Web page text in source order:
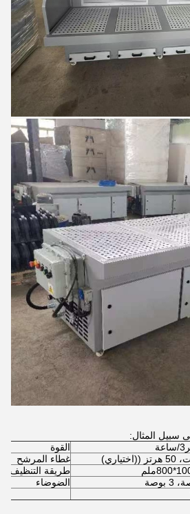
القوة
غطاء المرشح
طريقة التنظيف
الضوضاء